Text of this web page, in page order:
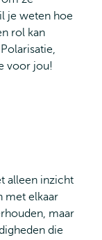
je weten hoe
rol kan
voor jou!
alleen inzicht
met elkaar
maar
die